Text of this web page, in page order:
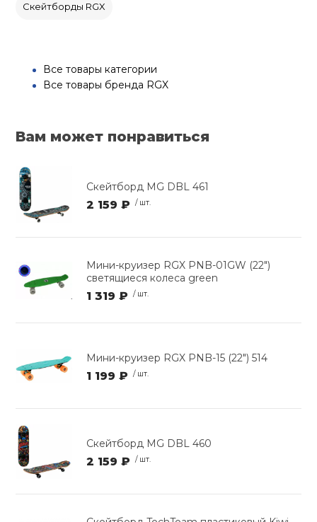
Скейтборды RGX
Все товары категории
Все товары бренда RGX
Вам может понравиться
Скейтборд MG DBL 461
2 159 ₽ / шт.
Мини-круизер RGX PNB-01GW (22")
светящиеся колеса green
1 319 ₽ / шт.
Мини-круизер RGX PNB-15 (22") 514
1 199 ₽ / шт.
Скейтборд MG DBL 460
2 159 ₽ / шт.